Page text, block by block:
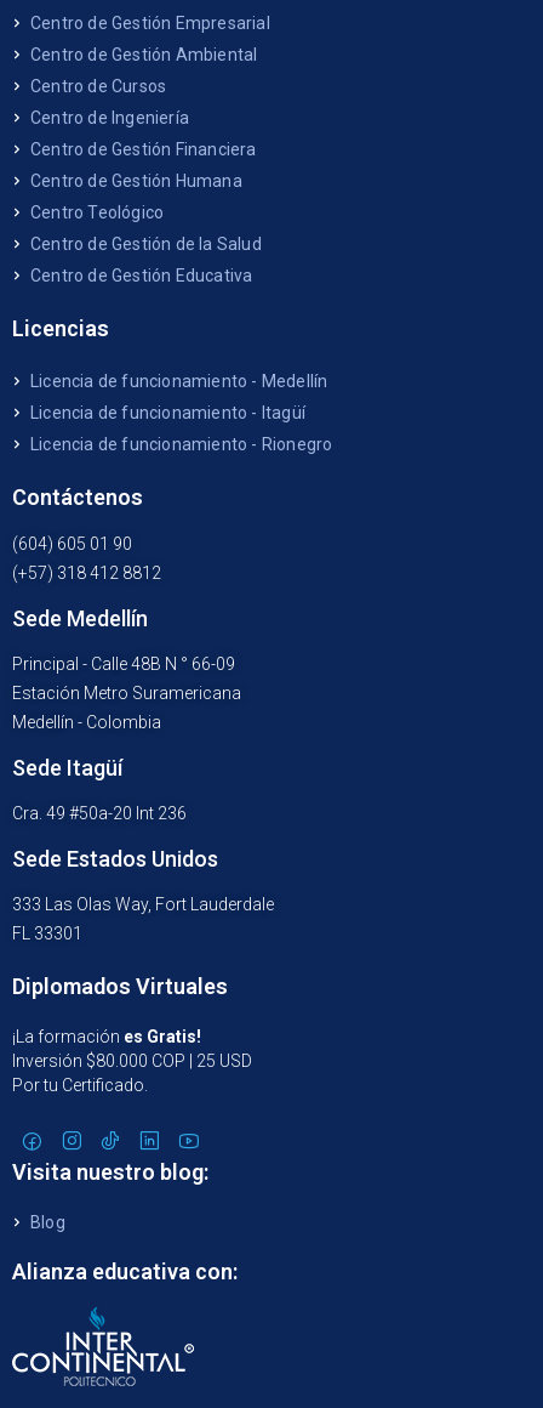
Centro de Gestión Empresarial
Centro de Gestión Ambiental
Centro de Cursos
Centro de Ingeniería
Centro de Gestión Financiera
Centro de Gestión Humana
Centro Teológico
Centro de Gestión de la Salud
Centro de Gestión Educativa
Licencias
Licencia de funcionamiento - Medellín
Licencia de funcionamiento - Itagüí
Licencia de funcionamiento - Rionegro
Contáctenos
(604) 605 01 90
(+57) 318 412 8812
Sede Medellín
Principal - Calle 48B N ° 66-09
Estación Metro Suramericana
Medellín - Colombia
Sede Itagüí
Cra. 49 #50a-20 Int 236
Sede Estados Unidos
333 Las Olas Way, Fort Lauderdale
FL 33301
Diplomados Virtuales
¡La formación es Gratis!
Inversión $80.000 COP | 25 USD
Por tu Certificado.
Visita nuestro blog:
Blog
Alianza educativa con: